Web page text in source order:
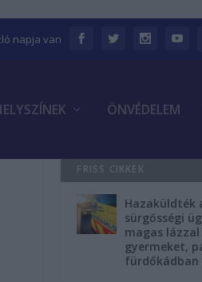
napja van
ÖNVÉDELEM
FRISS CIKKEK
Hazaküldték
sürgősségi
magas lázzal
gyermeket,